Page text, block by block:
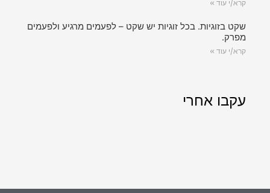
קרא/י עוד »
שקט בזוגיות. בכל זוגיות יש שקט – לפעמים מרגיע ולפעמים
מפרק.
קרא/י עוד »
עקבו אחרי